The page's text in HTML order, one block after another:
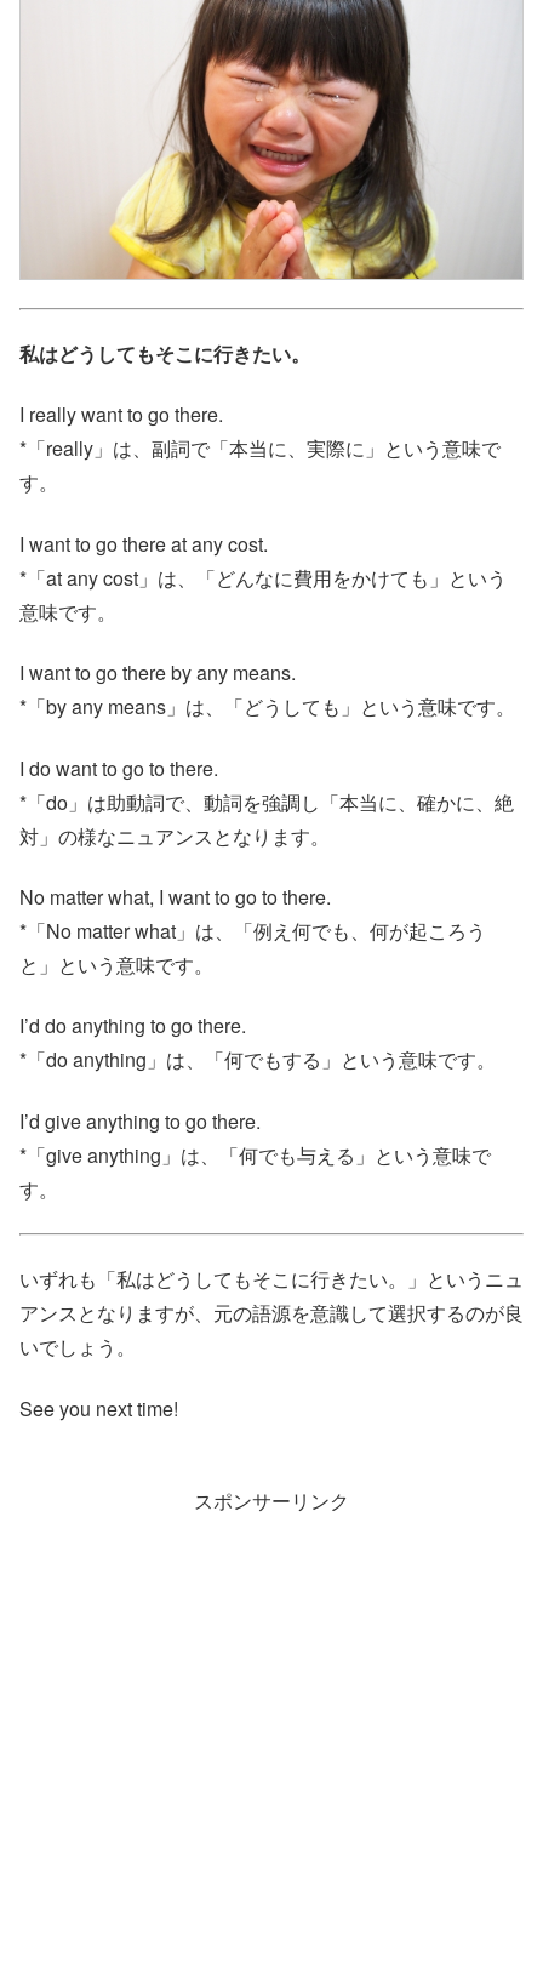
私はどうしてもそこに行きたい。
I really want to go there.
*「really」は、副詞で「本当に、実際に」という意味で
す。
I want to go there at any cost.
*「at any cost」は、「どんなに費用をかけても」という
意味です。
I want to go there by any means.
*「by any means」は、「どうしても」という意味です。
I do want to go to there.
*「do」は助動詞で、動詞を強調し「本当に、確かに、絶
対」の様なニュアンスとなります。
No matter what, I want to go to there.
*「No matter what」は、「例え何でも、何が起ころう
と」という意味です。
I’d do anything to go there.
*「do anything」は、「何でもする」という意味です。
I’d give anything to go there.
*「give anything」は、「何でも与える」という意味で
す。
いずれも「私はどうしてもそこに行きたい。」というニュ
アンスとなりますが、元の語源を意識して選択するのが良
いでしょう。
See you next time!
スポンサーリンク